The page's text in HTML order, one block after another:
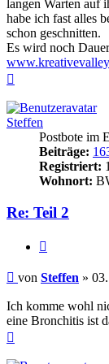
langen Warten auf
habe ich fast alles
schon geschnitten.
Es wird noch
Steffen
Postbote im
Beiträge:
Registriert:
Wohnort:
Re: Teil 2
Beitrag
von Steffen »
Ich komme wohl
eine Bronchitis ist